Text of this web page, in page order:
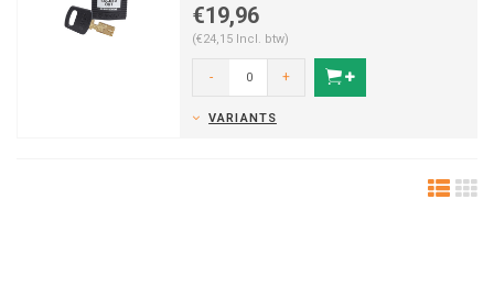
€19,96
(€24,15 Incl. btw)
- +
VARIANTS